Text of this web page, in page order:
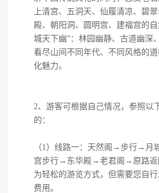
上清宫、五洞天、仙履清凉、碧
殿、朝阳洞、圆明宫、建福宫的
城天下幽”：林园幽静、古道幽深
看尽山间不同年代、不同风格的
化魅力。
2、游客可根据自己情况，参照以
的：
（1）线路一：天然阁→步行→
宫步行→东华殿→老君阁→原路返
为轻松的游览方式，但需要您自
费用。